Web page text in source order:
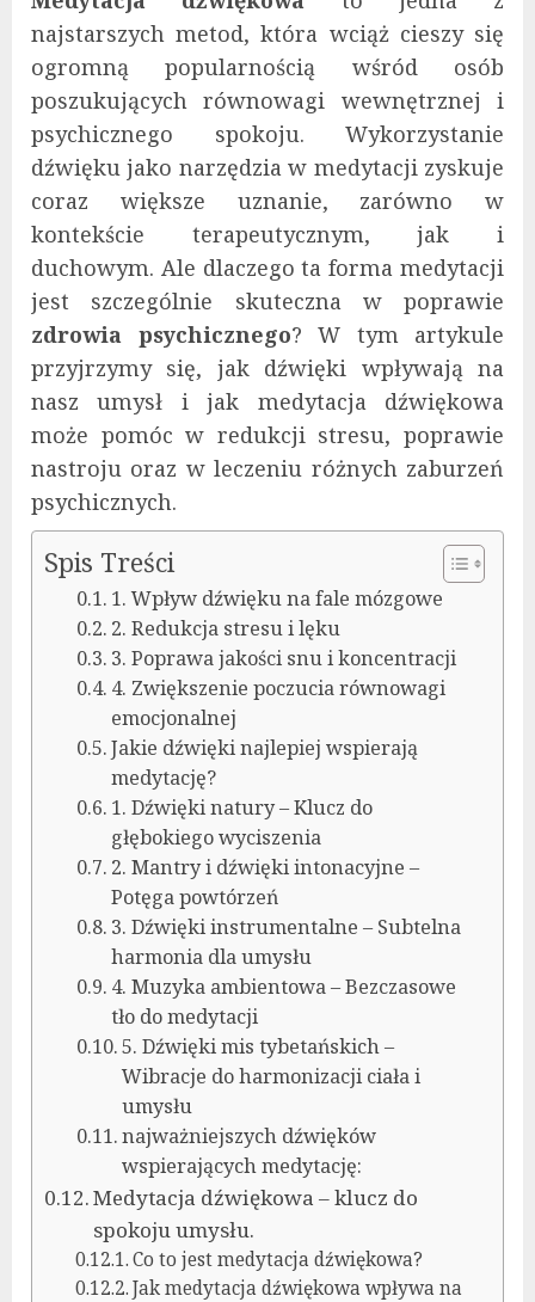
najstarszych metod, która wciąż cieszy się
ogromną popularnością wśród osób
poszukujących równowagi wewnętrznej i
psychicznego spokoju. Wykorzystanie
dźwięku jako narzędzia w medytacji zyskuje
coraz większe uznanie, zarówno w
kontekście terapeutycznym, jak i
duchowym. Ale dlaczego ta forma medytacji
jest szczególnie skuteczna w poprawie
zdrowia psychicznego? W tym artykule
przyjrzymy się, jak dźwięki wpływają na
nasz umysł i jak medytacja dźwiękowa
może pomóc w redukcji stresu, poprawie
nastroju oraz w leczeniu różnych zaburzeń
psychicznych.
Spis Treści
1. Wpływ dźwięku na fale mózgowe
2. Redukcja stresu i lęku
3. Poprawa jakości snu i koncentracji
4. Zwiększenie poczucia równowagi
emocjonalnej
Jakie dźwięki najlepiej wspierają
medytację?
1. Dźwięki natury – Klucz do
głębokiego wyciszenia
2. Mantry i dźwięki intonacyjne –
Potęga powtórzeń
3. Dźwięki instrumentalne – Subtelna
harmonia dla umysłu
4. Muzyka ambientowa – Bezczasowe
tło do medytacji
5. Dźwięki mis tybetańskich –
Wibracje do harmonizacji ciała i
umysłu
najważniejszych dźwięków
wspierających medytację:
Medytacja dźwiękowa – klucz do
spokoju umysłu.
Co to jest medytacja dźwiękowa?
Jak medytacja dźwiękowa wpływa na